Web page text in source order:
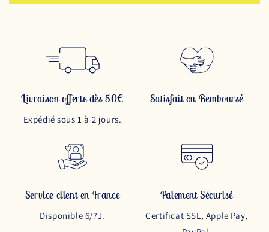
Livraison offerte dès 50€
Expédié sous 1 à 2 jours.
Satisfait ou Remboursé
Service client en France
Disponible 6/7J.
Paiement Sécurisé
Certificat SSL, Apple Pay,